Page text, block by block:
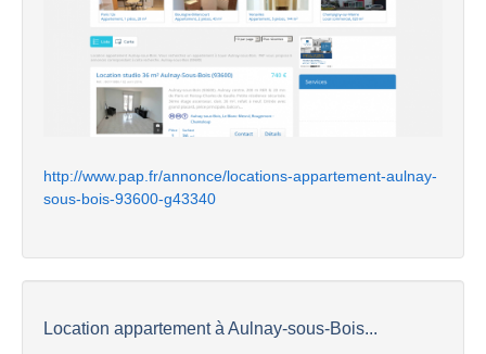
http://www.pap.fr/annonce/locations-appartement-aulnay-
sous-bois-93600-g43340
Location appartement à Aulnay-sous-Bois...